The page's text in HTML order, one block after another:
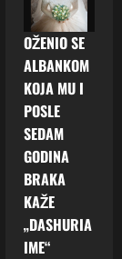
OŽENIO SE
ALBANKOM
KOJA MU I
POSLE
SEDAM
GODINA
BRAKA
KAŽE
„DASHURIA
IME“